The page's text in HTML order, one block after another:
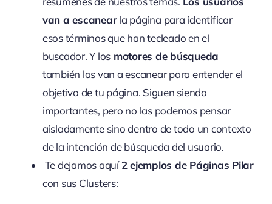
van a escanearla página para identificar
esos términos que han tecleado en el
buscador. Y los motores de búsqueda
también las van a escanear para entender el
objetivo de tu página. Siguen siendo
importantes, pero no las podemos pensar
aisladamente sino dentro de todo un contexto
de la intención de búsqueda del usuario.
Te dejamos aquí2 ejemplos de Páginas Pilar
con sus Clusters: